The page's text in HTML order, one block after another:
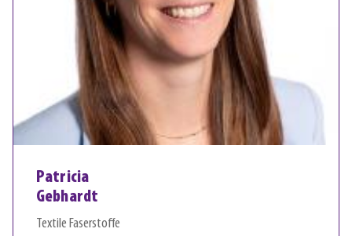
Patricia
Gebhardt
Textile Faserstoffe